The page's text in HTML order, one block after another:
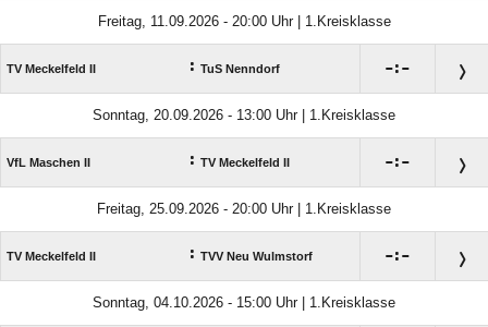
Freitag, 11.09.2026 - 20:00 Uhr | 1.Kreisklasse
TV Meckelfeld II : TuS Nenndorf :
Sonntag, 20.09.2026 - 13:00 Uhr | 1.Kreisklasse
VfL Maschen II : TV Meckelfeld II :
Freitag, 25.09.2026 - 20:00 Uhr | 1.Kreisklasse
TV Meckelfeld II : TVV Neu Wulmstorf :
Sonntag, 04.10.2026 - 15:00 Uhr | 1.Kreisklasse